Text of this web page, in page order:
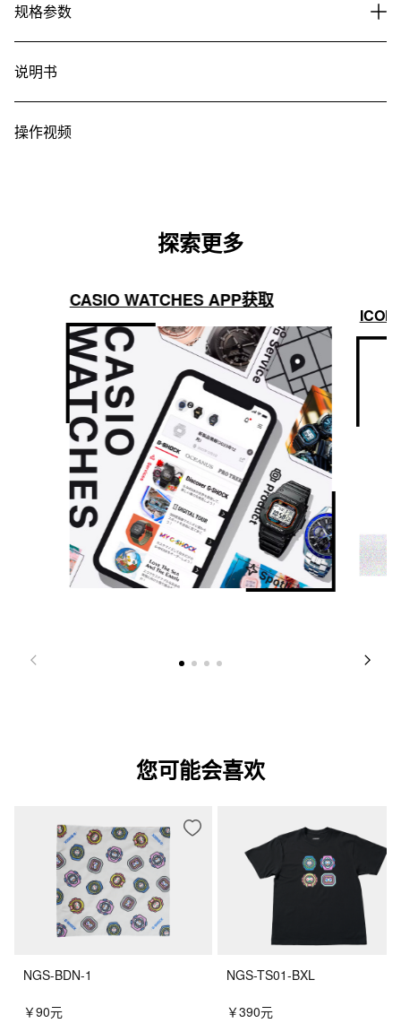
规格参数
说明书
操作视频
探索更多
CASIO WATCHES APP获取
您可能会喜欢
NGS-BDN-1
￥90元
NGS-TS01-BXL
￥390元